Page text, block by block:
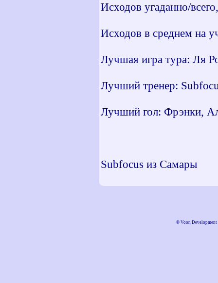
Исходов угаданно/
Исходов в среднем на
Лучшая игра тура: Ля
Лучший тренер:
Лучший гол: Фрэнки,
Subfocus из Самары
© Voon Development